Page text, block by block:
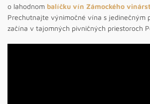
o lahodnom balíčku vín Zámockého
Prechutnajte výnimočné vína s jedinečným
začína v tajomných pivničných priestoroch